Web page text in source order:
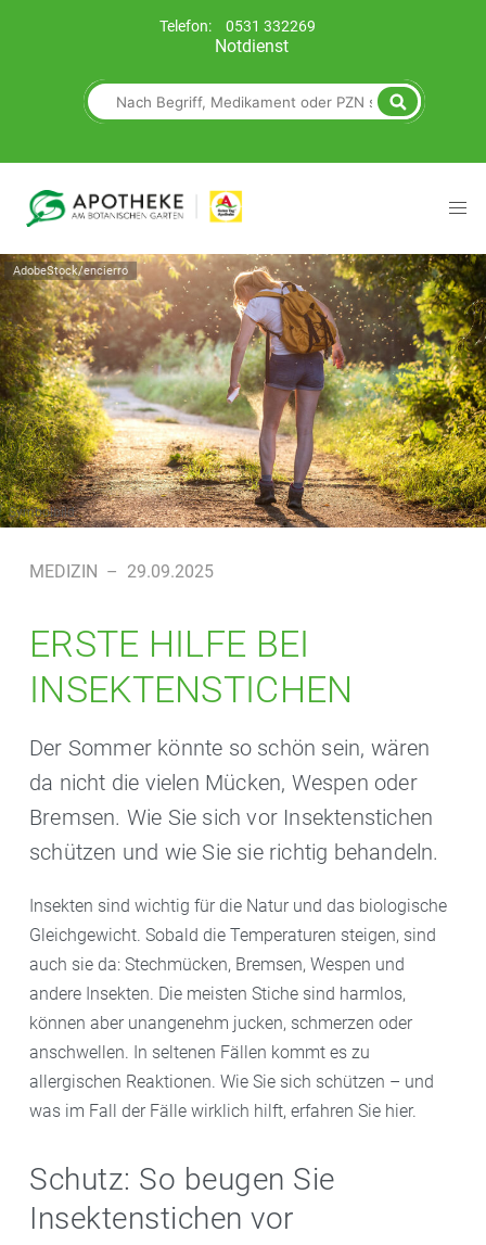
Telefon: 0531 332269
Notdienst
AdobeStock/encierro
Symbolbild
MEDIZIN – 29.09.2025
ERSTE HILFE BEI
INSEKTENSTICHEN
Der Sommer könnte so schön sein, wären
da nicht die vielen Mücken, Wespen oder
Bremsen. Wie Sie sich vor Insektenstichen
schützen und wie Sie sie richtig behandeln.
Insekten sind wichtig für die Natur und das biologische
Gleichgewicht. Sobald die Temperaturen steigen, sind
auch sie da: Stechmücken, Bremsen, Wespen und
andere Insekten. Die meisten Stiche sind harmlos,
können aber unangenehm jucken, schmerzen oder
anschwellen. In seltenen Fällen kommt es zu
allergischen Reaktionen. Wie Sie sich schützen – und
was im Fall der Fälle wirklich hilft, erfahren Sie hier.
Schutz: So beugen Sie
Insektenstichen vor